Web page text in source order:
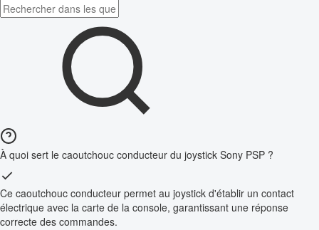
À quoi sert le caoutchouc conducteur du joystick Sony PSP ?
Ce caoutchouc conducteur permet au joystick d'établir un contact
électrique avec la carte de la console, garantissant une réponse
correcte des commandes.